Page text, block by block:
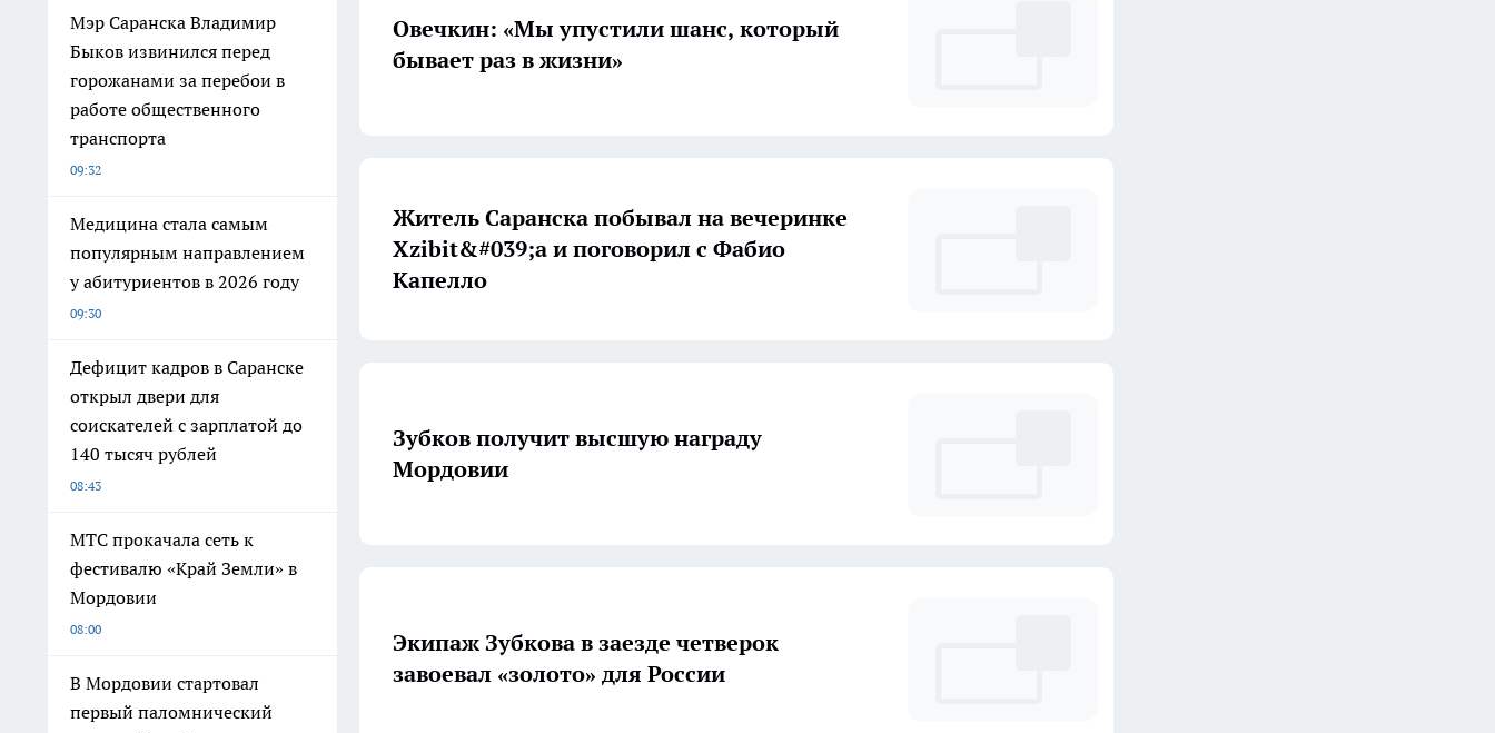
Мэр Саранска Владимир
Быков извинился перед
горожанами за перебои в
работе общественного
транспорта
09:32
Медицина стала самым
популярным направлением
у абитуриентов в 2026 году
09:30
Дефицит кадров в Саранске
открыл двери для
соискателей с зарплатой до
140 тысяч рублей
08:43
МТС прокачала сеть к
фестивалю «Край Земли» в
Мордовии
08:00
В Мордовии стартовал
первый паломнический
Овечкин: «Мы упустили шанс, который
бывает раз в жизни»
Житель Саранска побывал на вечеринке
Xzibit&#039;а и поговорил с Фабио
Капелло
Зубков получит высшую награду
Мордовии
Экипаж Зубкова в заезде четверок
завоевал «золото» для России